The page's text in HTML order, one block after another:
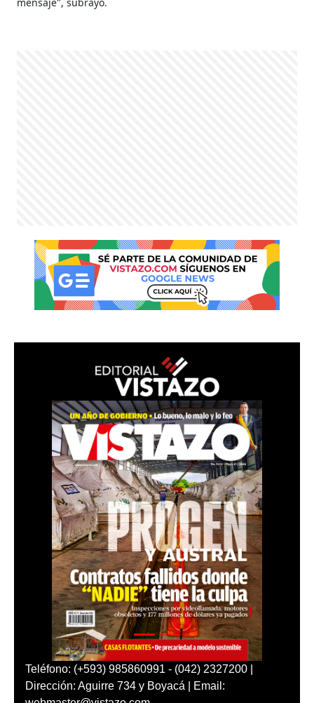
Teléfono: (+593) 985860991 - (042) 2327200 |
Dirección: Aguirre 734 y Boyacá | Email: